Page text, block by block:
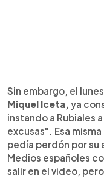
Sin embargo, el
Miquel Iceta, ya
instando a Rubiales
excusas". Esa
pedía perdón por su
Medios españoles
salir en el video,